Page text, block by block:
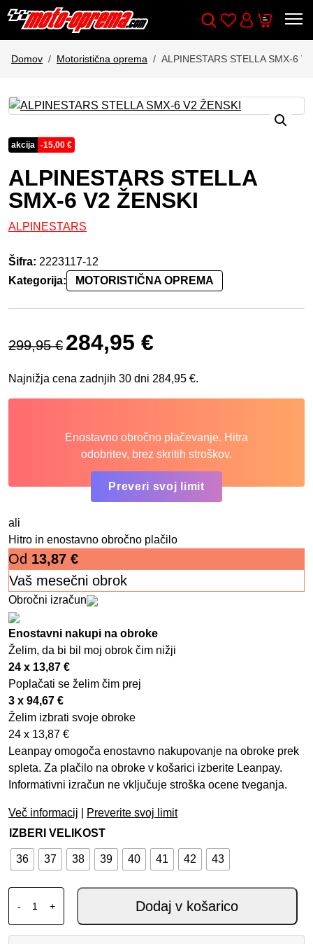
Wishlist
Cart
Domov Motoristična oprema ALPINESTARS STELLA SMX-6
akcija -15,00 €
ALPINESTARS STELLA
SMX-6 V2 ŽENSKI
ALPINESTARS
Šifra: 2223117-12
Kategorija:
MOTORISTIČNA OPREMA
299,95€
Izvirna cena je bila: 299,95 €.
284,95 €
Najnižja cena zadnjih 30 dni 284,95 €.
Enostavno obročno plačevanje. Hitra
odobritev, brez skritih stroškov.
Preveri svoj limit
ali
Hitro in enostavno obročno plačilo
Od 13,87 €
Vaš mesečni obrok
Obročni izračun
Enostavni nakupi na obroke
Želim, da bi bil moj obrok čim nižji
24 x 13,87 €
Poplačati se želim čim prej
3 x 94,67 €
Želim izbrati svoje obroke
24 x 13,87 €
Leanpay omogoča enostavno nakupovanje na obroke prek
spleta. Za plačilo na obroke v košarici izberite Leanpay.
Informativni izračun ne vključuje stroška ocene tveganja.
Več informacij
Preverite svoj limit
IZBERI VELIKOST
36 37 38 39 40 41 42 43
-
ALPINESTARS STELLA SMX-6 V2 ŽENSKI količina
+ Dodaj v košarico